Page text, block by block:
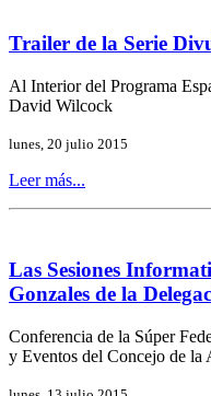
Trailer de la Serie
Al Interior del Programa
David Wilcock
lunes, 20 julio 2015
Leer más...
Las Sesiones
Gonzales de la
Conferencia de la Súper
y Eventos del Concejo de la